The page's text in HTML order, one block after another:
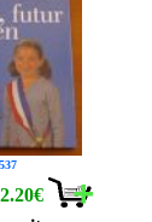
2.20€